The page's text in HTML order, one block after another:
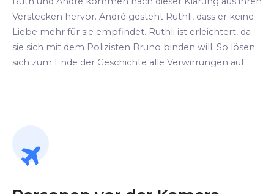
Verstecken hervor. André gesteht Ruthli, dass er keine
Liebe mehr für sie empfindet. Ruthli ist erleichtert, da
sie sich mit dem Polizisten Bruno binden will. So lösen
sich zum Ende der Geschichte alle Verwirrungen auf.